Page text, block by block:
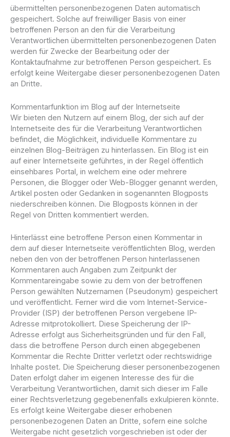
übermittelten personenbezogenen Daten automatisch
gespeichert. Solche auf freiwilliger Basis von einer
betroffenen Person an den für die Verarbeitung
Verantwortlichen übermittelten personenbezogenen Daten
werden für Zwecke der Bearbeitung oder der
Kontaktaufnahme zur betroffenen Person gespeichert. Es
erfolgt keine Weitergabe dieser personenbezogenen Daten
an Dritte.
Kommentarfunktion im Blog auf der Internetseite
Wir bieten den Nutzern auf einem Blog, der sich auf der
Internetseite des für die Verarbeitung Verantwortlichen
befindet, die Möglichkeit, individuelle Kommentare zu
einzelnen Blog-Beiträgen zu hinterlassen. Ein Blog ist ein
auf einer Internetseite geführtes, in der Regel öffentlich
einsehbares Portal, in welchem eine oder mehrere
Personen, die Blogger oder Web-Blogger genannt werden,
Artikel posten oder Gedanken in sogenannten Blogposts
niederschreiben können. Die Blogposts können in der
Regel von Dritten kommentiert werden.
Hinterlässt eine betroffene Person einen Kommentar in
dem auf dieser Internetseite veröffentlichten Blog, werden
neben den von der betroffenen Person hinterlassenen
Kommentaren auch Angaben zum Zeitpunkt der
Kommentareingabe sowie zu dem von der betroffenen
Person gewählten Nutzernamen (Pseudonym) gespeichert
und veröffentlicht. Ferner wird die vom Internet-Service-
Provider (ISP) der betroffenen Person vergebene IP-
Adresse mitprotokolliert. Diese Speicherung der IP-
Adresse erfolgt aus Sicherheitsgründen und für den Fall,
dass die betroffene Person durch einen abgegebenen
Kommentar die Rechte Dritter verletzt oder rechtswidrige
Inhalte postet. Die Speicherung dieser personenbezogenen
Daten erfolgt daher im eigenen Interesse des für die
Verarbeitung Verantwortlichen, damit sich dieser im Falle
einer Rechtsverletzung gegebenenfalls exkulpieren könnte.
Es erfolgt keine Weitergabe dieser erhobenen
personenbezogenen Daten an Dritte, sofern eine solche
Weitergabe nicht gesetzlich vorgeschrieben ist oder der